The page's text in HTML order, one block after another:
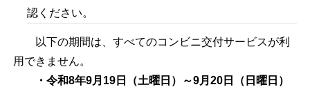
認ください。
以下の期間は、すべてのコンビニ交付サービスが利
用できません。
・令和8年9月19日（土曜日）～9月20日（日曜日）